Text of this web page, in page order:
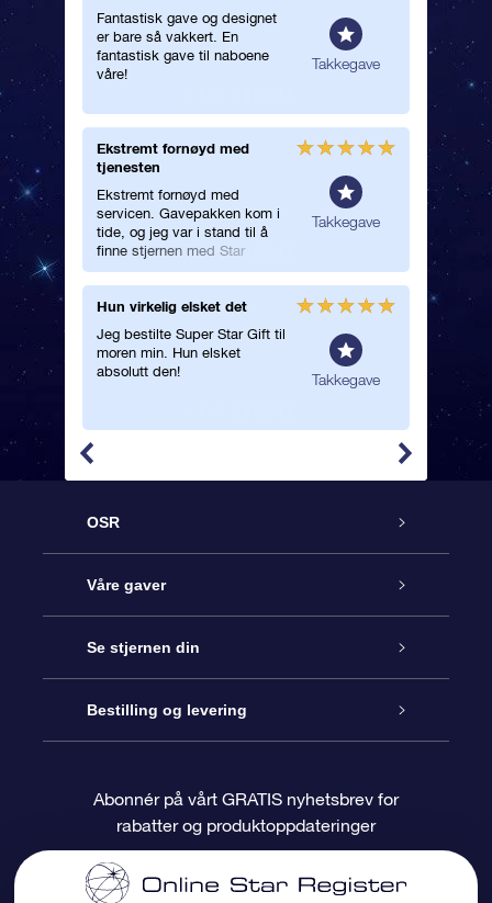
Fantastisk gave og designet
er bare så vakkert. En
fantastisk gave til naboene
våre!
Takkegave
Ekstremt fornøyd med
tjenesten
Ekstremt fornøyd med
servicen. Gavepakken kom i
tide, og jeg var i stand til å
finne stjernen med Star
Finder-appen. Tusen takk!
Takkegave
Hun virkelig elsket det
Jeg bestilte Super Star Gift til
moren min. Hun elsket
absolutt den!
Takkegave
og det
Levert
Den
den
Hva gir
OSR
Kundeservice
Kontakt oss
Bloggen
Anmeldelser
Våre gaver
Online Stjernegave
OSR Gavepakke
OSR-gavekortet
Bedriftsgaver
Se stjernen din
Star Register
Pesontilpasset stjerneside
One Million Stars
Bestilling og levering
Betalingsinformasjon
Fraktinformasjon
Abonnér på vårt GRATIS nyhetsbrev for
rabatter og produktoppdateringer